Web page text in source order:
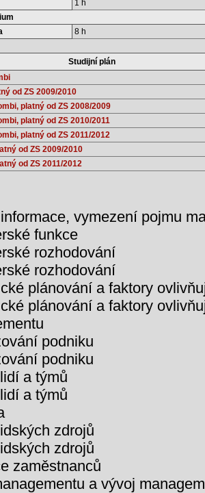
1 h
8 h
Studijní plán
od ZS 2009/2010
platný od ZS 2008/2009
platný od ZS 2010/2011
platný od ZS 2011/2012
od ZS 2009/2010
od ZS 2011/2012
vymezení pojmu
funkce
rozhodování
rozhodování
plánování a faktory
plánování a faktory
podniku
podniku
a týmů
a týmů
zdrojů
zdrojů
zaměstnanců
a vývoj